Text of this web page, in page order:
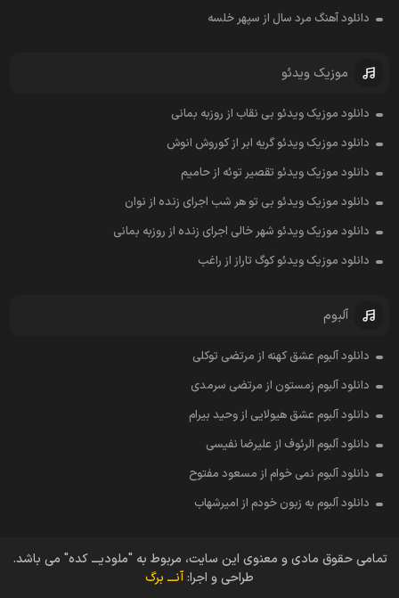
دانلود آهنگ مرد سال از سپهر خلسه
موزیک ویدئو
دانلود موزیک ویدئو بی نقاب از روزبه بمانی
دانلود موزیک ویدئو گریه ابر از کوروش انوش
دانلود موزیک ویدئو تقصیر توئه از حامیم
دانلود موزیک ویدئو بی تو هر شب اجرای زنده از نوان
دانلود موزیک ویدئو شهر خالی اجرای زنده از روزبه بمانی
دانلود موزیک ویدئو کوگ تاراز از راغب
آلبوم
دانلود آلبوم عشق کهنه از مرتضی توکلی
دانلود آلبوم زمستون از مرتضی سرمدی
دانلود آلبوم عشق هیولایی از وحید بیرام
دانلود آلبوم الرئوف از علیرضا نفیسی
دانلود آلبوم نمی خوام از مسعود مفتوح
دانلود آلبوم به زبون خودم از امیرشهاب
تمامی حقوق مادی و معنوی این سایت، مربوط به "ملودیـــ کده" می باشد.
طراحی و اجرا:آنـــ برگ